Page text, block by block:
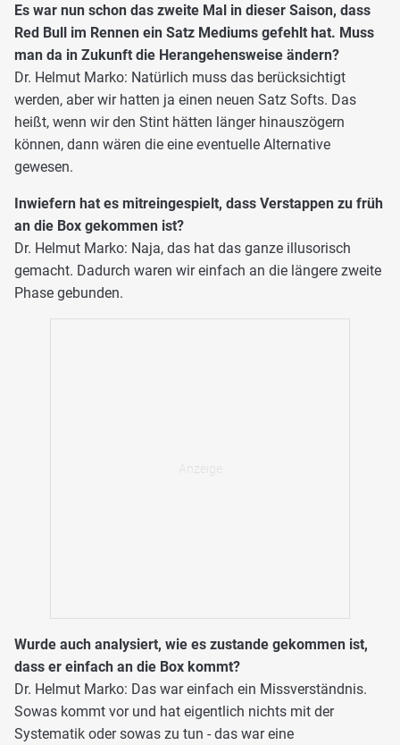
Es war nun schon das zweite Mal in dieser Saison, dass
Red Bull im Rennen ein Satz Mediums gefehlt hat. Muss
man da in Zukunft die Herangehensweise ändern?
Dr. Helmut Marko: Natürlich muss das berücksichtigt
werden, aber wir hatten ja einen neuen Satz Softs. Das
heißt, wenn wir den Stint hätten länger hinauszögern
können, dann wären die eine eventuelle Alternative
gewesen.
Inwiefern hat es mitreingespielt, dass Verstappen zu früh
an die Box gekommen ist?
Dr. Helmut Marko: Naja, das hat das ganze illusorisch
gemacht. Dadurch waren wir einfach an die längere zweite
Phase gebunden.
Wurde auch analysiert, wie es zustande gekommen ist,
dass er einfach an die Box kommt?
Dr. Helmut Marko: Das war einfach ein Missverständnis.
Sowas kommt vor und hat eigentlich nichts mit der
Systematik oder sowas zu tun - das war eine